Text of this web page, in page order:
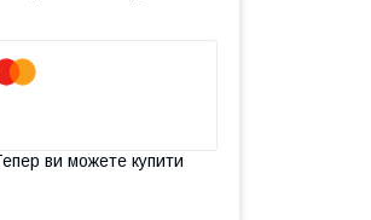
ви можете купити